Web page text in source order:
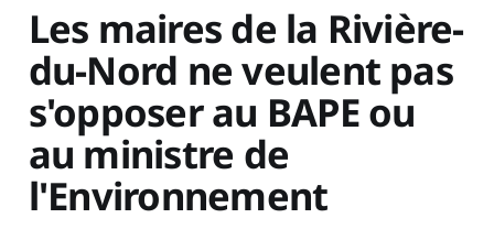
Les maires de la Rivière-
du-Nord ne veulent pas
s'opposer au BAPE ou
au ministre de
l'Environnement